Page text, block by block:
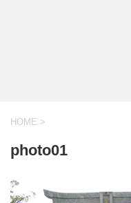
HOME >
photo01